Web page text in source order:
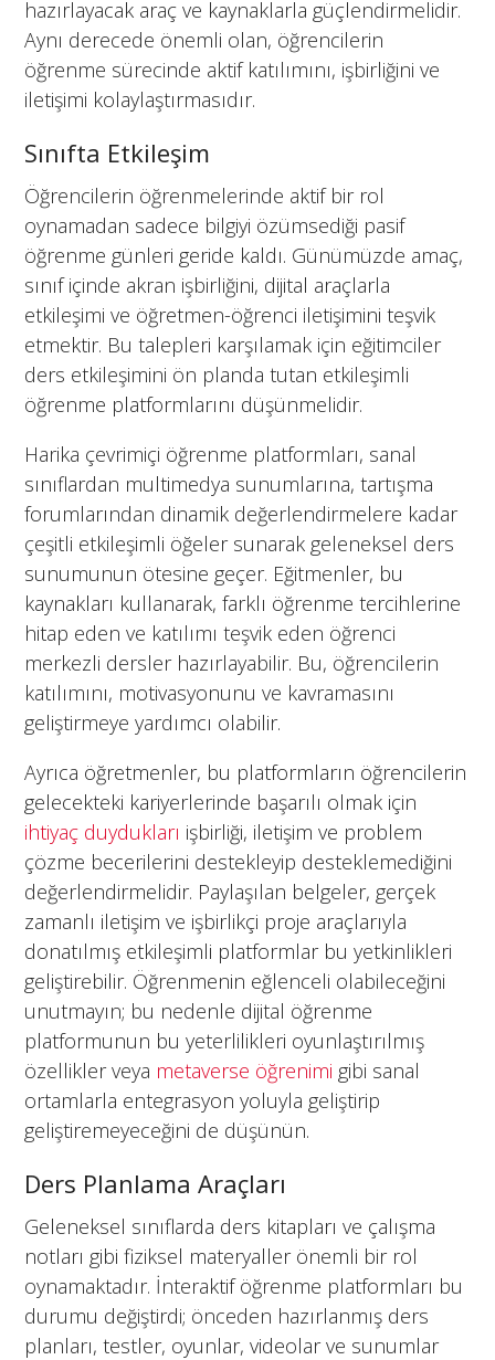
hazırlayacak araç ve kaynaklarla güçlendirmelidir.
Aynı derecede önemli olan, öğrencilerin
öğrenme sürecinde aktif katılımını, işbirliğini ve
iletişimi kolaylaştırmasıdır.
Sınıfta Etkileşim
Öğrencilerin öğrenmelerinde aktif bir rol
oynamadan sadece bilgiyi özümsediği pasif
öğrenme günleri geride kaldı. Günümüzde amaç,
sınıf içinde akran işbirliğini, dijital araçlarla
etkileşimi ve öğretmen-öğrenci iletişimini teşvik
etmektir. Bu talepleri karşılamak için eğitimciler
ders etkileşimini ön planda tutan etkileşimli
öğrenme platformlarını düşünmelidir.
Harika çevrimiçi öğrenme platformları, sanal
sınıflardan multimedya sunumlarına, tartışma
forumlarından dinamik değerlendirmelere kadar
çeşitli etkileşimli öğeler sunarak geleneksel ders
sunumunun ötesine geçer. Eğitmenler, bu
kaynakları kullanarak, farklı öğrenme tercihlerine
hitap eden ve katılımı teşvik eden öğrenci
merkezli dersler hazırlayabilir. Bu, öğrencilerin
katılımını, motivasyonunu ve kavramasını
geliştirmeye yardımcı olabilir.
Ayrıca öğretmenler, bu platformların öğrencilerin
gelecekteki kariyerlerinde başarılı olmak için
ihtiyaç duydukları işbirliği, iletişim ve problem
çözme becerilerini destekleyip desteklemediğini
değerlendirmelidir. Paylaşılan belgeler, gerçek
zamanlı iletişim ve işbirlikçi proje araçlarıyla
donatılmış etkileşimli platformlar bu yetkinlikleri
geliştirebilir. Öğrenmenin eğlenceli olabileceğini
unutmayın; bu nedenle dijital öğrenme
platformunun bu yeterlilikleri oyunlaştırılmış
özellikler veya metaverse öğrenimi gibi sanal
ortamlarla entegrasyon yoluyla geliştirip
geliştiremeyeceğini de düşünün.
Ders Planlama Araçları
Geleneksel sınıflarda ders kitapları ve çalışma
notları gibi fiziksel materyaller önemli bir rol
oynamaktadır. İnteraktif öğrenme platformları bu
durumu değiştirdi; önceden hazırlanmış ders
planları, testler, oyunlar, videolar ve sunumlar